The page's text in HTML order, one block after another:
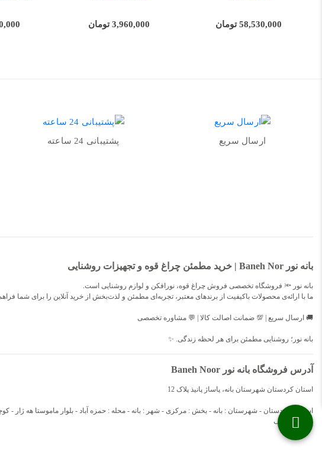
58,530,000 تومان 3,960,000 تومان
ارسال سریع پشتیبانی 24 ساعته
بانه نور Baneh Nor | خرید مطمئن چراغ قوه و تجهیزات روشنایی
بانه نور 🔦 فروشگاه تخصصی فروش چراغ قوه، نورافکن و لوازم روشنایی است.
ما با ارائه‌ی محصولات باکیفیت از برندهای معتبر، تجربه‌ای مطمئن و لذت‌بخش از خرید آنلاین را برای شما
🚚 ارسال سریع | 💯 ضمانت اصالت کالا | 💬 مشاوره تخصصی
بانه نور؛ روشنایی مطمئن برای هر لحظه زندگی. ✨
آدرس فروشگاه بانه نور Baneh Noor
استان کردستان شهرستان بانه، پاساژ پانیذ پلاک 12
طبقه : همکف